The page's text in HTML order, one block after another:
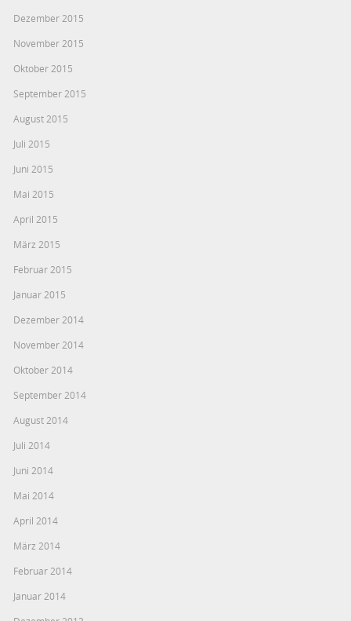
Dezember 2015
November 2015
Oktober 2015
September 2015
August 2015
Juli 2015
Juni 2015
Mai 2015
April 2015
März 2015
Februar 2015
Januar 2015
Dezember 2014
November 2014
Oktober 2014
September 2014
August 2014
Juli 2014
Juni 2014
Mai 2014
April 2014
März 2014
Februar 2014
Januar 2014